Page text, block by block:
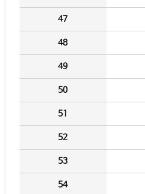
47
48
49
50
51
52
53
54